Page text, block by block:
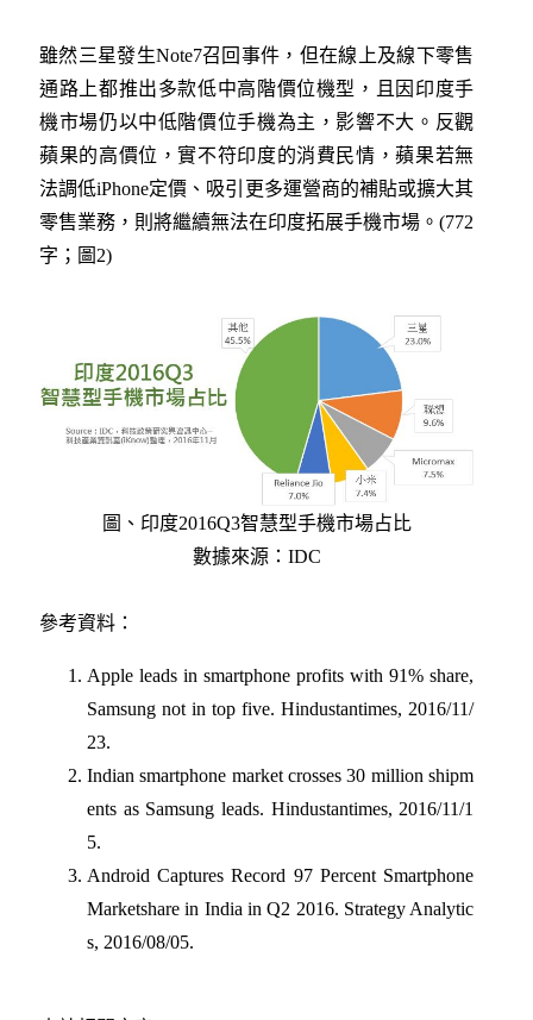
雖然三星發生Note7召回事件，但在線上及線下零售
通路上都推出多款低中高階價位機型，且因印度手
機市場仍以中低階價位手機為主，影響不大。反觀
蘋果的高價位，實不符印度的消費民情，蘋果若無
法調低iPhone定價、吸引更多運營商的補貼或擴大其
零售業務，則將繼續無法在印度拓展手機市場。(772
字；圖2)
圖、印度2016Q3智慧型手機市場占比
數據來源： IDC
參考資料：
Apple leads in smartphone profits with 91% share,
Samsung not in top five. Hindustantimes, 2016/11/
23.
Indian smartphone market crosses 30 million shipm
ents as Samsung leads. Hindustantimes, 2016/11/1
5.
Android Captures Record 97 Percent Smartphone
Marketshare in India in Q2 2016. Strategy Analytic
s, 2016/08/05.